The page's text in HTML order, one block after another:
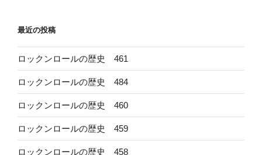
ン
最近の投稿
ロックンロールの歴史 461
ロックンロールの歴史 484
ロックンロールの歴史 460
ロックンロールの歴史 459
ロックンロールの歴史 458